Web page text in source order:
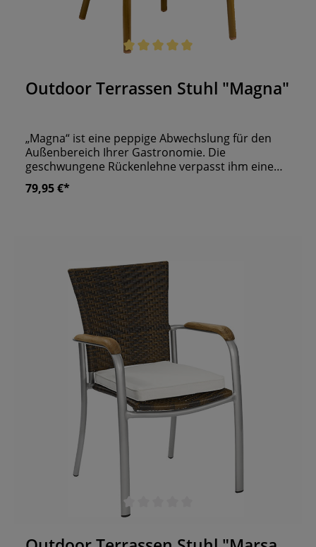
Outdoor Terrassen Stuhl "Magna"
„Magna“ ist eine peppige Abwechslung für den
Außenbereich Ihrer Gastronomie. Die
geschwungene Rückenlehne verpasst ihm eine
lebendige Optik und die dünnen Armlehnen
geben ihm etwas Filigranes. Neben einer großen
Praktische: Er ist stapelbar und UV- und
wetterbeständig. Also nichts wie los in den
Warenkorb! Stapelbar UV- und Wetterbeständig
79,95 €*
Durchschnittliche Bewertung von 0 von 5 Sternen